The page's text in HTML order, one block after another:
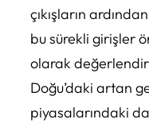
çıkışların
bu sürekli girişler
olarak
Doğu’daki artan
piyasalarındaki